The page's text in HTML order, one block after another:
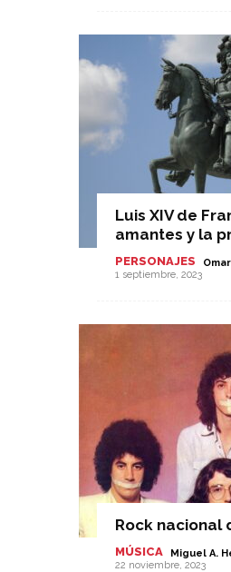
Luis XIV de
amantes y la
PERSONAJES
1 septiembre, 2023
Rock nacional
MÚSICA Miguel A.
22 noviembre, 2023